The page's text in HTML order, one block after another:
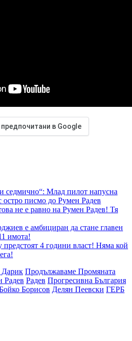
в Google
седмично“: Млад пилот напусна
остро писмо до Румен Радев
не е равно на Румен Радев! Тя
е амбициран да стане главен
имота!
4 години власт! Няма кой
Дарик Продължаваме Промяната
Радев Радев Прогресивна България
Борисов Делян Пеевски ГЕРБ